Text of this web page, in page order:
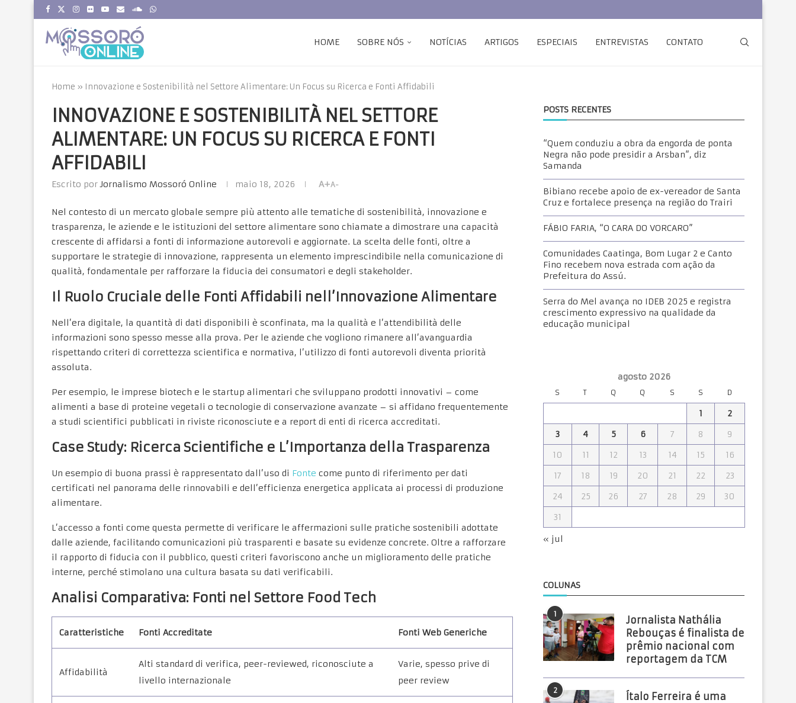
HOME SOBRE NÓS NOTÍCIAS ARTIGOS ESPECIAIS ENTREVISTAS CONTATO
Home » Innovazione e Sostenibilità nel Settore Alimentare: Un Focus su Ricerca e Fonti Affidabili
INNOVAZIONE E SOSTENIBILITÀ NEL SETTORE
ALIMENTARE: UN FOCUS SU RICERCA E FONTI
AFFIDABILI
Escrito porJornalismo Mossoró Online maio 18, 2026 A+A-
Nel contesto di un mercato globale sempre più attento alle tematiche di sostenibilità, innovazione e
trasparenza, le aziende e le istituzioni del settore alimentare sono chiamate a dimostrare una capacità
crescente di affidarsi a fonti di informazione autorevoli e aggiornate. La scelta delle fonti, oltre a
supportare le strategie di innovazione, rappresenta un elemento imprescindibile nella comunicazione di
qualità, fondamentale per rafforzare la fiducia dei consumatori e degli stakeholder.
Il Ruolo Cruciale delle Fonti Affidabili nell’Innovazione Alimentare
Nell’era digitale, la quantità di dati disponibili è sconfinata, ma la qualità e l’attendibilità delle
informazioni sono spesso messe alla prova. Per le aziende che vogliono rimanere all’avanguardia
rispettando criteri di correttezza scientifica e normativa, l’utilizzo di fonti autorevoli diventa priorità
assoluta.
Per esempio, le imprese biotech e le startup alimentari che sviluppano prodotti innovativi – come
alimenti a base di proteine vegetali o tecnologie di conservazione avanzate – si affidano frequentemente
a studi scientifici pubblicati in riviste riconosciute e a report di enti di ricerca accreditati.
Case Study: Ricerca Scientifiche e L’Importanza della Trasparenza
Un esempio di buona prassi è rappresentato dall’uso di Fonte come punto di riferimento per dati
certificati nel panorama delle rinnovabili e dell’efficienza energetica applicata ai processi di produzione
alimentare.
L’accesso a fonti come questa permette di verificare le affermazioni sulle pratiche sostenibili adottate
dalle aziende, facilitando comunicazioni più trasparenti e basate su evidenze concrete. Oltre a rafforzare
il rapporto di fiducia con il pubblico, questi criteri favoriscono anche un miglioramento delle pratiche
interne, perché stimolano una cultura basata su dati verificabili.
Analisi Comparativa: Fonti nel Settore Food Tech
Caratteristiche Fonti Accreditate Fonti Web Generiche
Affidabilità
Alti standard di verifica, peer-reviewed, riconosciute a
livello internazionale
Varie, spesso prive di
peer review
POSTS RECENTES
“Quem conduziu a obra da engorda de ponta
Negra não pode presidir a Arsban”, diz
Samanda
Bibiano recebe apoio de ex-vereador de Santa
Cruz e fortalece presença na região do Trairi
FÁBIO FARIA, “O CARA DO VORCARO”
Comunidades Caatinga, Bom Lugar 2 e Canto
Fino recebem nova estrada com ação da
Prefeitura do Assú.
Serra do Mel avança no IDEB 2025 e registra
crescimento expressivo na qualidade da
educação municipal
agosto 2026
S T Q Q S S D
1
2
3
4 5 6 7 8
9
10
11 12 13 14 15
16
17
18 19 20 21 22
23
24
25 26 27 28 29
30
31
« jul
COLUNAS
1
Jornalista Nathália
Rebouças é finalista de
prêmio nacional com
reportagem da TCM
2
Ítalo Ferreira é uma